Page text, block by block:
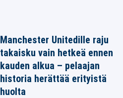
Manchester Unitedille raju
takaisku vain hetkeä ennen
kauden alkua – pelaajan
historia herättää erityistä
huolta